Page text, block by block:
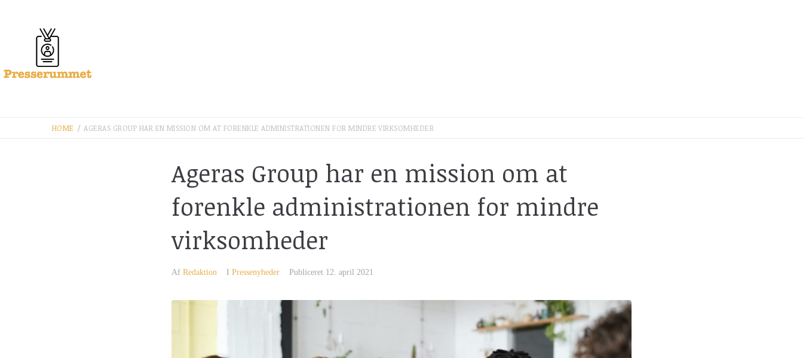
HOME / AGERAS GROUP HAR EN MISSION OM AT FORENKLE ADMINISTRATIONEN FOR MINDRE VIRKSOMHEDER
Ageras Group har en mission om at
forenkle administrationen for mindre
virksomheder
Af Redaktion I Pressenyheder Publiceret 12. april 2021